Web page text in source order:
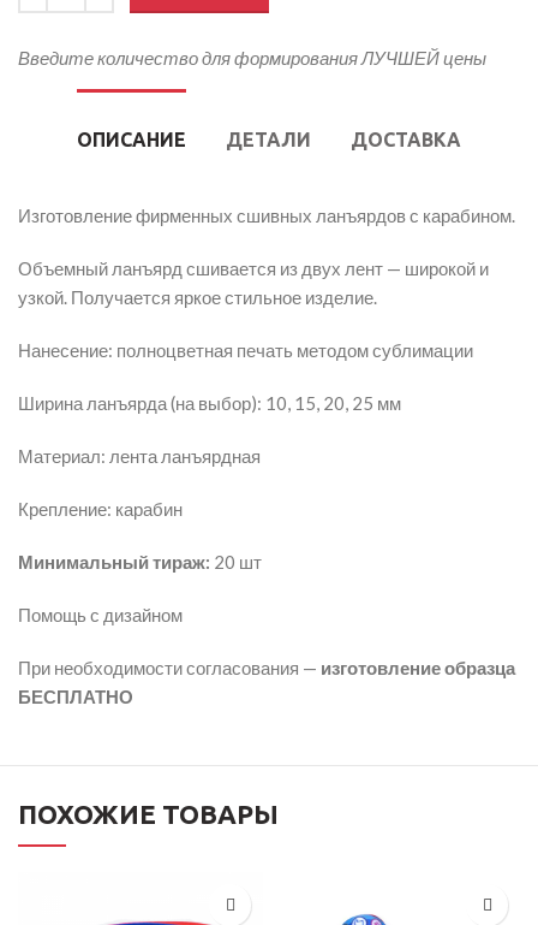
Введите количество для формирования ЛУЧШЕЙ цены
ОПИСАНИЕ ДЕТАЛИ ДОСТАВКА
Изготовление фирменных сшивных ланъярдов с карабином.
Объемный ланъярд сшивается из двух лент — широкой и
узкой. Получается яркое стильное изделие.
Нанесение: полноцветная печать методом сублимации
Ширина ланъярда (на выбор): 10, 15, 20, 25 мм
Материал: лента ланъярдная
Крепление: карабин
Минимальный тираж: 20 шт
Помощь с дизайном
При необходимости согласования — изготовление образца
БЕСПЛАТНО
ПОХОЖИЕ ТОВАРЫ